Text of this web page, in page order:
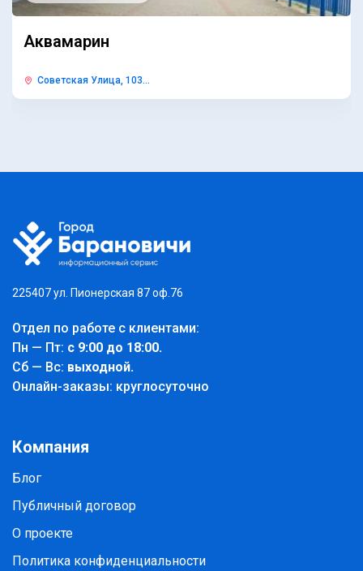
Аквамарин
Советская Улица, 103...
225407 ул. Пионерская 87 оф.76
Отдел по работе с клиентами:
Пн — Пт: с 9:00 до 18:00.
Cб — Вс: выходной.
Онлайн-заказы: круглосуточно
Компания
Блог
Публичный договор
О проекте
Политика конфиденциальности